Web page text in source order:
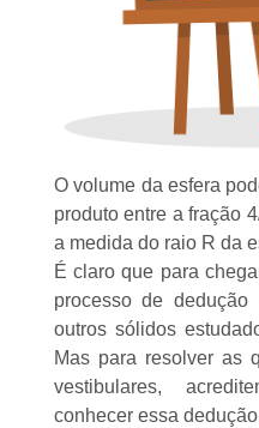
O volume da esfera
produto entre afração
a medida do raio R da
É claro que para
processo de
outros sólidos
Mas para resolver as
vestibulares,
conhecer essa